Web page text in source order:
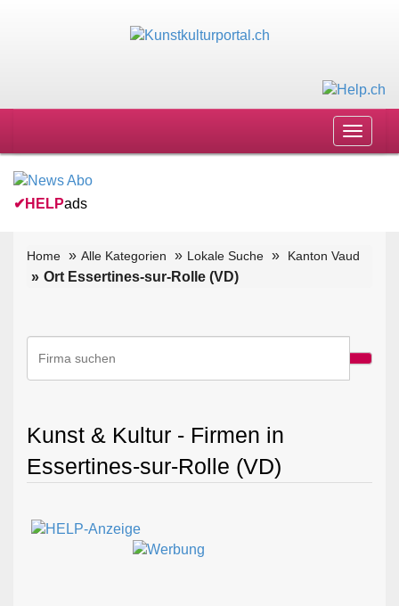
Toggle
✔ HELPads
Home Alle Kategorien Lokale Suche Kanton Vaud
Ort Essertines-sur-Rolle (VD)
Kunst & Kultur - Firmen in
Essertines-sur-Rolle (VD)